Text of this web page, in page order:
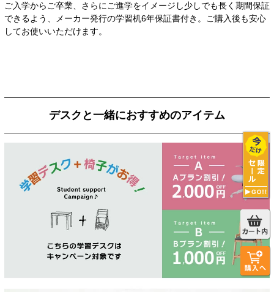
ご入学からご卒業、さらにご進学をイメージし少しでも長く期間保証
できるよう、メーカー発行の学習机6年保証書付き。ご購入後も安心
してお使いいただけます。
デスクと一緒におすすめのアイテム